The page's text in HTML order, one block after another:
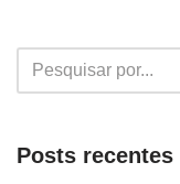
Posts recentes